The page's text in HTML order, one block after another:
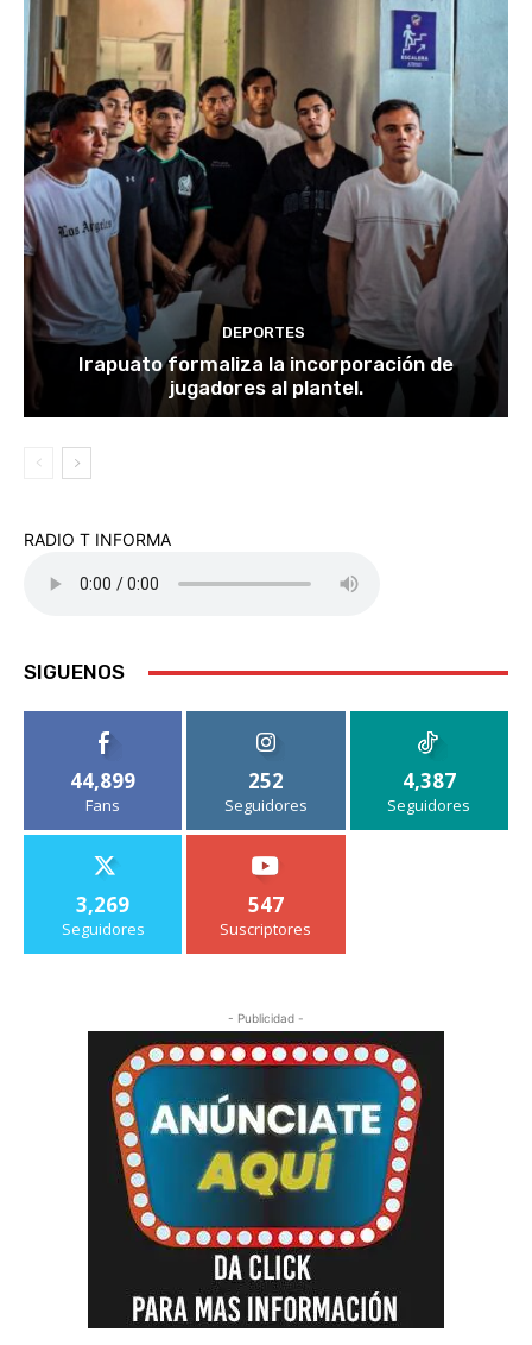
DEPORTES
Irapuato formaliza la incorporación de
jugadores al plantel.
RADIO T INFORMA
SIGUENOS
44,899
Fans
252
Seguidores
4,387
Seguidores
3,269
Seguidores
547
Suscriptores
- Publicidad -